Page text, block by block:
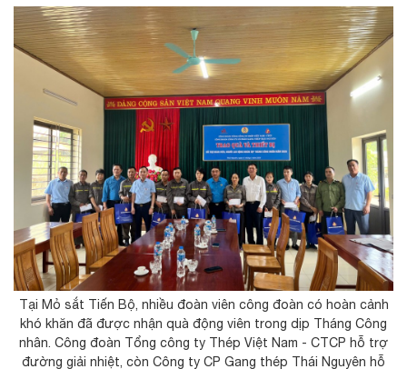
Tại Mỏ sắt Tiến Bộ, nhiều đoàn viên công đoàn có hoàn cảnh
khó khăn đã được nhận quà động viên trong dịp Tháng Công
nhân. Công đoàn Tổng công ty Thép Việt Nam - CTCP hỗ trợ
đường giải nhiệt, còn Công ty CP Gang thép Thái Nguyên hỗ